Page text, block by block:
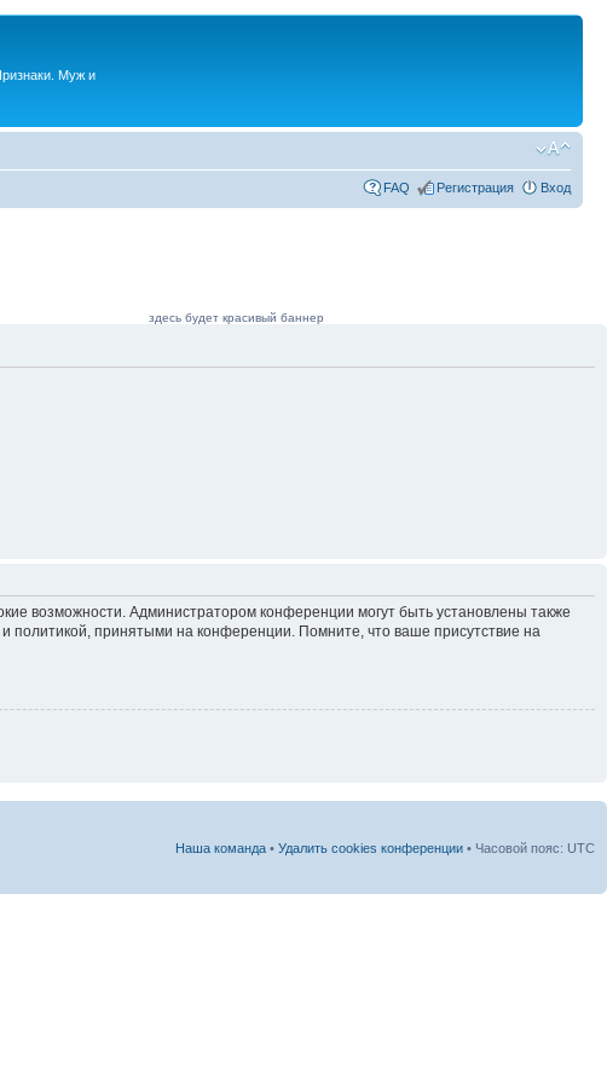
Муж и
FAQ Регистрация Вход
здесь будет красивый баннер
возможности. Администратором конференции могут быть установлены также
политикой, принятыми на конференции. Помните, что ваше присутствие на
Наша команда • Удалить cookies конференции • Часовой пояс: UTC